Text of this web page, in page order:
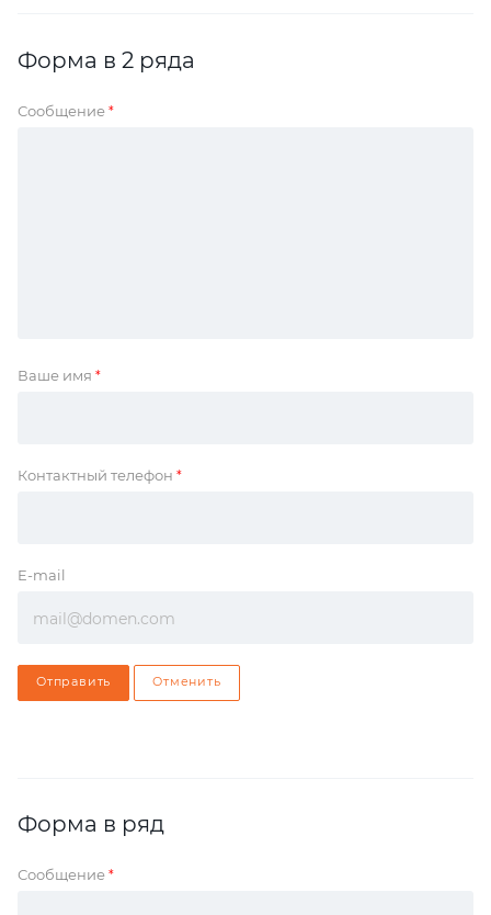
Форма в 2 ряда
Сообщение *
Ваше имя *
Контактный телефон *
E-mail
Отправить Отменить
Форма в ряд
Сообщение *